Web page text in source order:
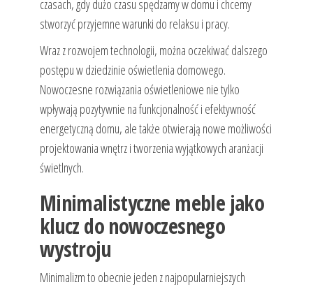
czasach, gdy dużo czasu spędzamy w domu i chcemy
stworzyć przyjemne warunki do relaksu i pracy.
Wraz z rozwojem technologii, można oczekiwać dalszego
postępu w dziedzinie oświetlenia domowego.
Nowoczesne rozwiązania oświetleniowe nie tylko
wpływają pozytywnie na funkcjonalność i efektywność
energetyczną domu, ale także otwierają nowe możliwości
projektowania wnętrz i tworzenia wyjątkowych aranżacji
świetlnych.
Minimalistyczne meble jako
klucz do nowoczesnego
wystroju
Minimalizm to obecnie jeden z najpopularniejszych